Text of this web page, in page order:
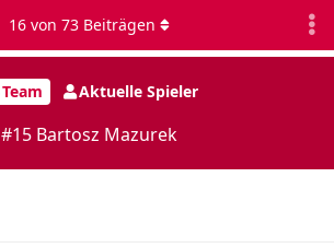
Team Aktuelle Spieler
#15 Bartosz Mazurek
16von 73Beiträgen